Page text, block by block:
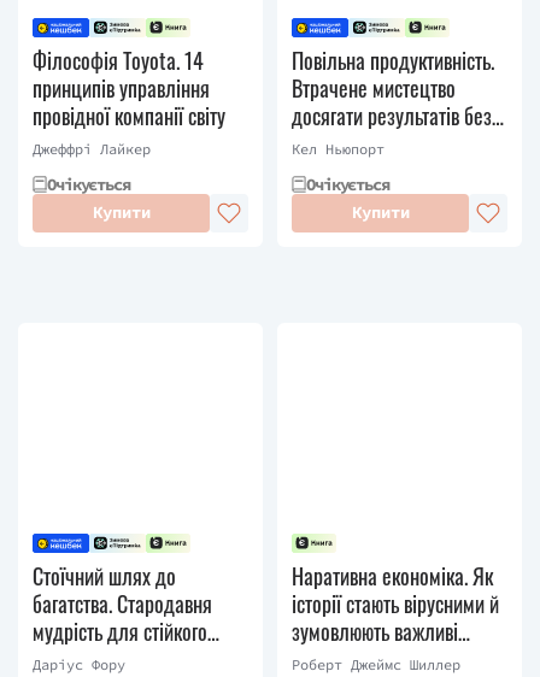
Філософія Toyota. 14
принципів управління
провідної компанії світу
Джеффрі Лайкер
Очікується
Купити
Повільна продуктивність.
Втрачене мистецтво
досягати результатів без
вигорання
Кел Ньюпорт
Очікується
Купити
Стоїчний шлях до
багатства. Стародавня
мудрість для стійкого
добробуту
Даріус Фору
Наративна економіка. Як
історії стають вірусними й
зумовлюють важливі
економічні події
Роберт Джеймс Шиллер